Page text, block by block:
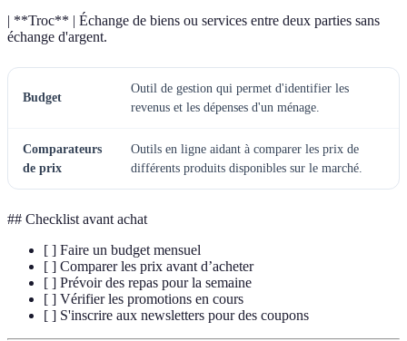
| **Troc** | Échange de biens ou services entre deux parties sans
échange d'argent.
Budget
Outil de gestion qui permet d'identifier les
revenus et les dépenses d'un ménage.
Comparateurs
de prix
Outils en ligne aidant à comparer les prix de
différents produits disponibles sur le marché.
## Checklist avant achat
[ ] Faire un budget mensuel
[ ] Comparer les prix avant d’acheter
[ ] Prévoir des repas pour la semaine
[ ] Vérifier les promotions en cours
[ ] S'inscrire aux newsletters pour des coupons